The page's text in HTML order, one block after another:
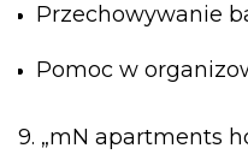
Przechowywanie
Pomoc w
9. „mN apartments